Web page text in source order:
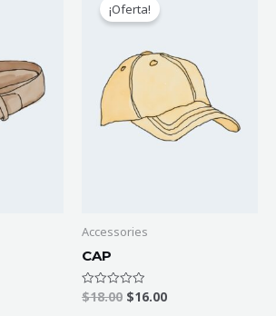
¡Oferta!
Accessories
CAP
Valorado
en
$18.00 $16.00